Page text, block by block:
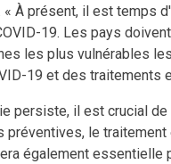
« À présent, il est temps
19. Les pays
les plus vulnérables
19 et des traitements
persiste, il est crucial
le
également